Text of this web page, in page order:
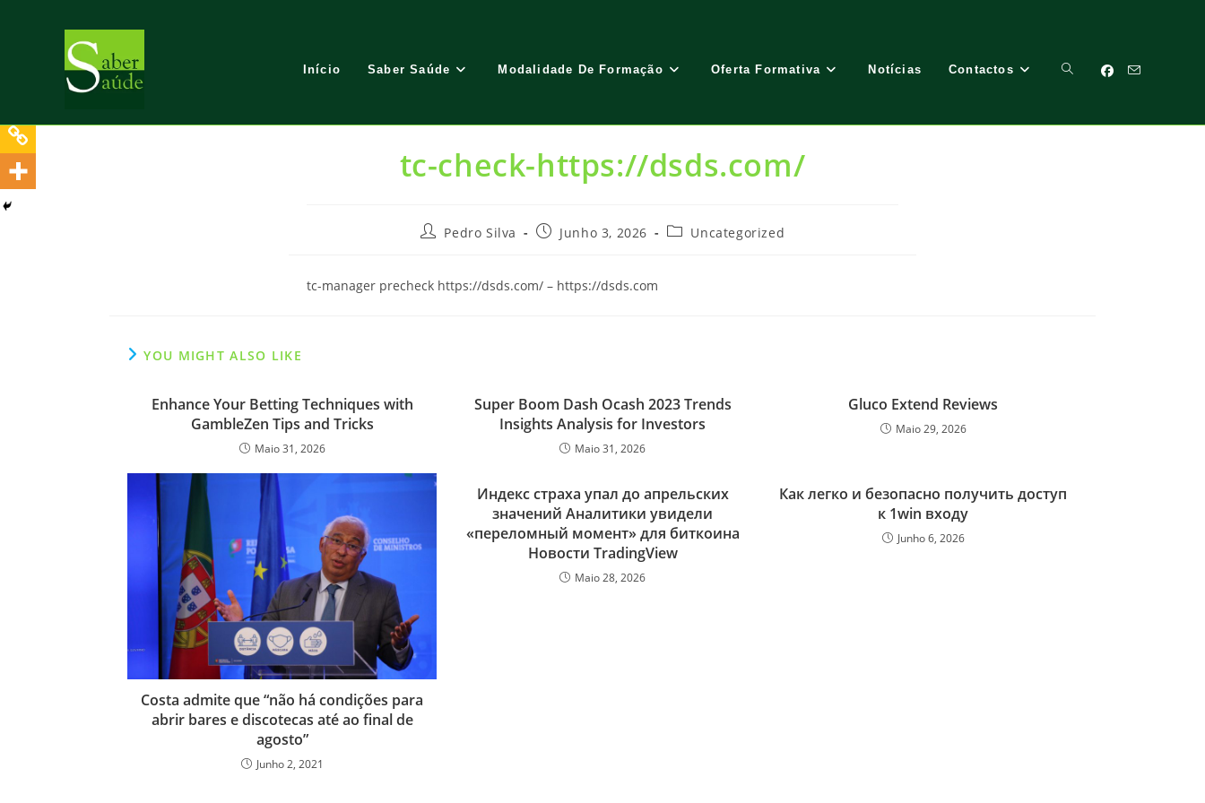
Início Saber Saúde Modalidade De Formação Oferta Formativa Notícias Contactos Toggle
tc-check-https://dsds.com/
PostPedro Silva
PostJunho 3, 2026
PostUncategorized
tc-manager precheck https://dsds.com/ – https://dsds.com
YOU MIGHT ALSO LIKE
Enhance Your Betting Techniques with
GambleZen Tips and Tricks
Maio 31, 2026
Super Boom Dash Ocash 2023 Trends
Insights Analysis for Investors
Maio 31, 2026
Gluco Extend Reviews
Maio 29, 2026
Costa admite que “não há condições para
abrir bares e discotecas até ao final de
agosto”
Junho 2, 2021
Индекс страха упал до апрельских
значений Аналитики увидели
«переломный момент» для биткоина
Новости TradingView
Maio 28, 2026
Как легко и безопасно получить доступ
к 1win входу
Junho 6, 2026